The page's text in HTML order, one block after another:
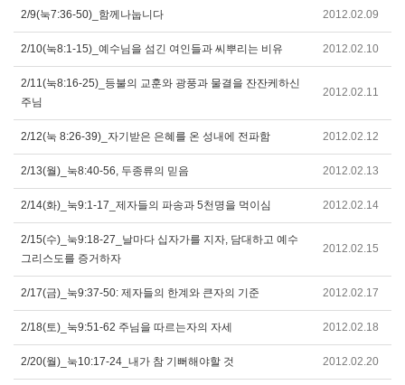
2/9(눅7:36-50)_함께나눕니다 2012.02.09
2/10(눅8:1-15)_예수님을 섬긴 여인들과 씨뿌리는 비유 2012.02.10
2/11(눅8:16-25)_등불의 교훈와 광풍과 물결을 잔잔케하신
주님
2012.02.11
2/12(눅 8:26-39)_자기받은 은혜를 온 성내에 전파함 2012.02.12
2/13(월)_눅8:40-56, 두종류의 믿음 2012.02.13
2/14(화)_눅9:1-17_제자들의 파송과 5천명을 먹이심 2012.02.14
2/15(수)_눅9:18-27_날마다 십자가를 지자, 담대하고 예수
그리스도를 증거하자
2012.02.15
2/17(금)_눅9:37-50: 제자들의 한계와 큰자의 기준 2012.02.17
2/18(토)_눅9:51-62 주님을 따르는자의 자세 2012.02.18
2/20(월)_눅10:17-24_내가 참 기뻐해야할 것 2012.02.20